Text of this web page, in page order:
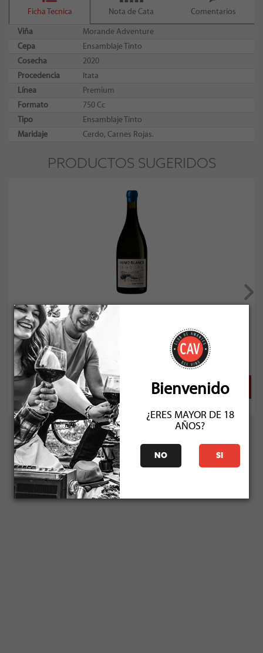
Ficha Tecnica Nota de Cata Comentarios
Viña
Morande Adventure
Cepa
Ensamblaje Tinto
Cosecha
2020
Procedencia
Itata
Línea
Premium
Formato
750 Cc
Tipo
Ensamblaje Tinto
Maridaje
Cerdo, Carnes Rojas.
PRODUCTOS SUGERIDOS
Humo Blanco L'atelier Syrah / Viognier 2024
Bienvenido
¿ERES MAYOR DE 18
AÑOS?
NO SI